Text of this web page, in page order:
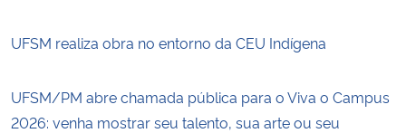
UFSM realiza obra no entorno da CEU Indígena
UFSM/PM abre chamada pública para o Viva o Campus
2026: venha mostrar seu talento, sua arte ou seu